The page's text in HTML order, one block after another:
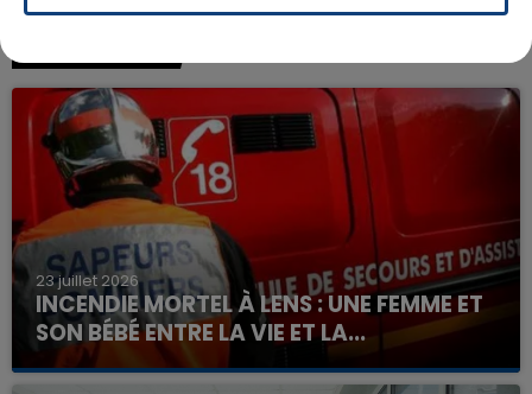
23 juillet 2026
INCENDIE MORTEL À LENS : UNE FEMME ET
SON BÉBÉ ENTRE LA VIE ET LA...
Un homme s'est immolé par le feu après avoir